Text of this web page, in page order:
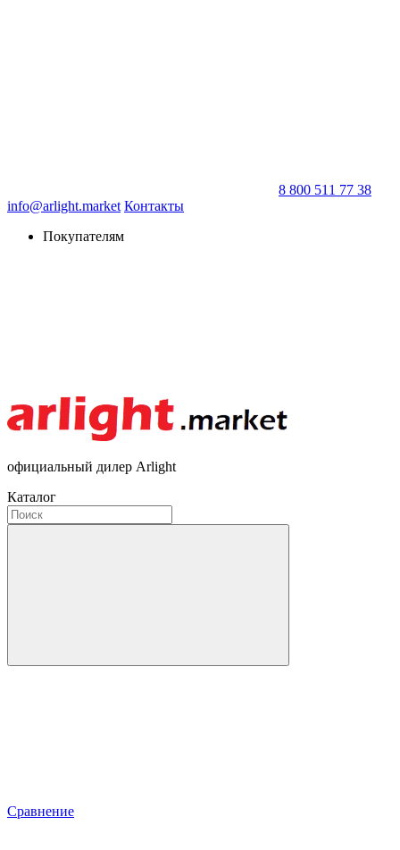
8 800 511 77 38
info@arlight.market Контакты
Покупателям
официальный дилер Arlight
Каталог
Сравнение